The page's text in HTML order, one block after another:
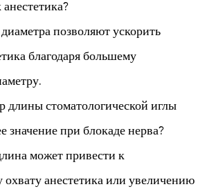
позволяют ускорить
благодаря большему
длины стоматологической иглы
значение при блокаде нерва?
может привести к
охвату анестетика или увеличению